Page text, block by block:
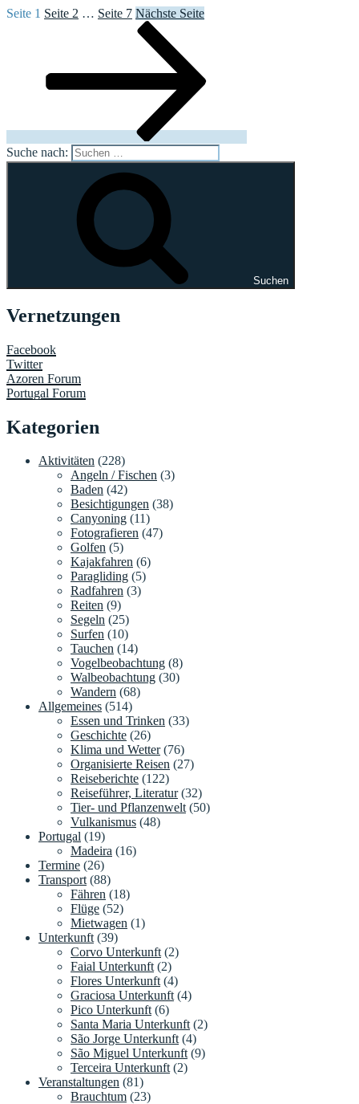
Seite 1 Seite 2 … Seite 7 Nächste Seite
Suche nach:
Suchen
Vernetzungen
Facebook
Twitter
Azoren Forum
Portugal Forum
Kategorien
Aktivitäten (228)
Angeln / Fischen (3)
Baden (42)
Besichtigungen (38)
Canyoning (11)
Fotografieren (47)
Golfen (5)
Kajakfahren (6)
Paragliding (5)
Radfahren (3)
Reiten (9)
Segeln (25)
Surfen (10)
Tauchen (14)
Vogelbeobachtung (8)
Walbeobachtung (30)
Wandern (68)
Allgemeines (514)
Essen und Trinken (33)
Geschichte (26)
Klima und Wetter(76)
Organisierte Reisen (27)
Reiseberichte (122)
Reiseführer, Literatur(32)
Tier- und Pflanzenwelt(50)
Vulkanismus (48)
Portugal (19)
Madeira (16)
Termine (26)
Transport(88)
Fähren (18)
Flüge (52)
Mietwagen (1)
Unterkunft(39)
Corvo Unterkunft(2)
Faial Unterkunft(2)
Flores Unterkunft(4)
Graciosa Unterkunft(4)
Pico Unterkunft(6)
Santa Maria Unterkunft(2)
São Jorge Unterkunft(4)
São Miguel Unterkunft(9)
Terceira Unterkunft(2)
Veranstaltungen (81)
Brauchtum (23)